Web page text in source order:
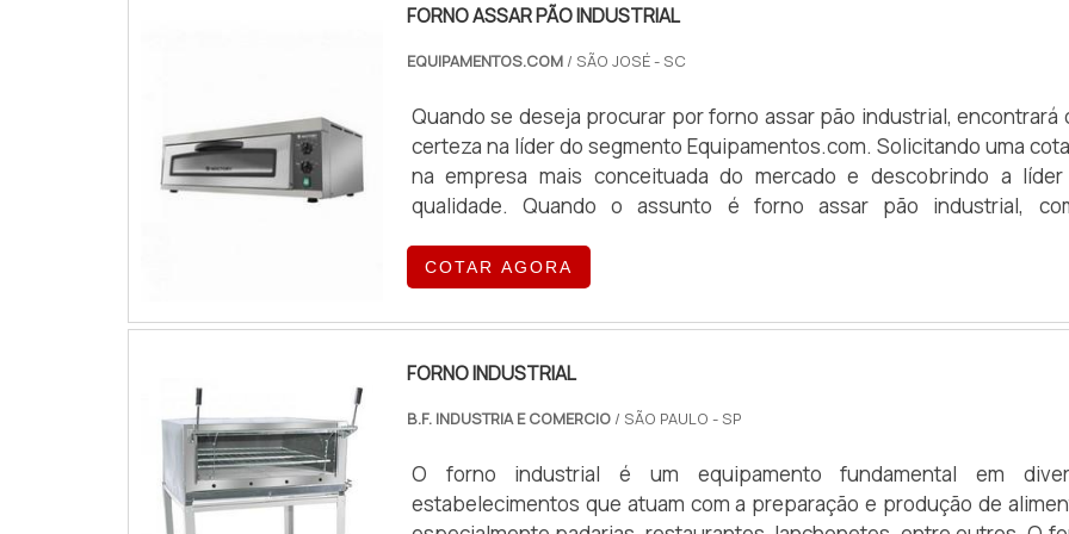
FORNO ASSAR PÃO INDUSTRIAL
EQUIPAMENTOS.COM / SÃO JOSÉ - SC
Quando se deseja procurar por forno assar pão industrial, encontrará
certeza na líder do segmento Equipamentos.com. Solicitando uma
na empresa mais conceituada do mercado e descobrindo a
qualidade. Quando o assunto é forno assar pão industrial,
suas vendas online. dETALHES INTERESSANTES SOBRE FORNO ASSAR
INDUSTRIAL A Equipamentos.com foc...
COTAR AGORA
FORNO INDUSTRIAL
B.F. INDUSTRIA E COMERCIO / SÃO PAULO - SP
O forno industrial é um equipamento fundamental em
estabelecimentos que atuam com a preparação e produção de